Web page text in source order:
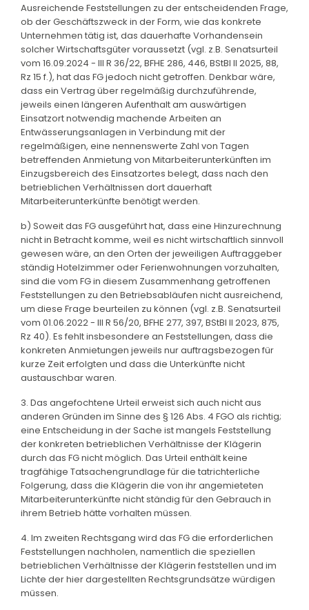
Ausreichende Feststellungen zu der entscheidenden Frage,
ob der Geschäftszweck in der Form, wie das konkrete
Unternehmen tätig ist, das dauerhafte Vorhandensein
solcher Wirtschaftsgüter voraussetzt (vgl. z.B. Senatsurteil
vom 16.09.2024 - III R 36/22, BFHE 286, 446, BStBl II 2025, 88,
Rz 15 f.), hat das FG jedoch nicht getroffen. Denkbar wäre,
dass ein Vertrag über regelmäßig durchzuführende,
jeweils einen längeren Aufenthalt am auswärtigen
Einsatzort notwendig machende Arbeiten an
Entwässerungsanlagen in Verbindung mit der
regelmäßigen, eine nennenswerte Zahl von Tagen
betreffenden Anmietung von Mitarbeiterunterkünften im
Einzugsbereich des Einsatzortes belegt, dass nach den
betrieblichen Verhältnissen dort dauerhaft
Mitarbeiterunterkünfte benötigt werden.
b) Soweit das FG ausgeführt hat, dass eine Hinzurechnung
nicht in Betracht komme, weil es nicht wirtschaftlich sinnvoll
gewesen wäre, an den Orten der jeweiligen Auftraggeber
ständig Hotelzimmer oder Ferienwohnungen vorzuhalten,
sind die vom FG in diesem Zusammenhang getroffenen
Feststellungen zu den Betriebsabläufen nicht ausreichend,
um diese Frage beurteilen zu können (vgl. z.B. Senatsurteil
vom 01.06.2022 - III R 56/20, BFHE 277, 397, BStBl II 2023, 875,
Rz 40). Es fehlt insbesondere an Feststellungen, dass die
konkreten Anmietungen jeweils nur auftragsbezogen für
kurze Zeit erfolgten und dass die Unterkünfte nicht
austauschbar waren.
3. Das angefochtene Urteil erweist sich auch nicht aus
anderen Gründen im Sinne des § 126 Abs. 4 FGO als richtig;
eine Entscheidung in der Sache ist mangels Feststellung
der konkreten betrieblichen Verhältnisse der Klägerin
durch das FG nicht möglich. Das Urteil enthält keine
tragfähige Tatsachengrundlage für die tatrichterliche
Folgerung, dass die Klägerin die von ihr angemieteten
Mitarbeiterunterkünfte nicht ständig für den Gebrauch in
ihrem Betrieb hätte vorhalten müssen.
4. Im zweiten Rechtsgang wird das FG die erforderlichen
Feststellungen nachholen, namentlich die speziellen
betrieblichen Verhältnisse der Klägerin feststellen und im
Lichte der hier dargestellten Rechtsgrundsätze würdigen
müssen.